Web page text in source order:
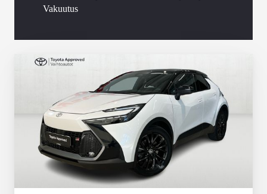
Vakuutus